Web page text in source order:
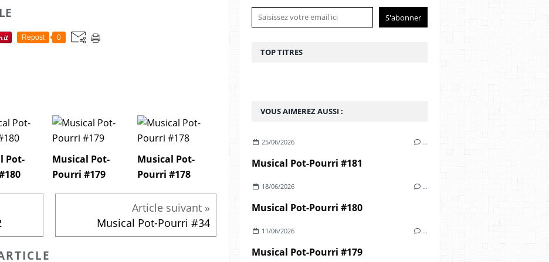
Repost 0
Pot-
Musical Pot-
Pourri #179
Musical Pot-
Pourri #178
Musical Pot-Pourri #34
VOUS AIMEREZ AUSSI :
25/06/2026 …
Musical Pot-Pourri #181
18/06/2026 …
Musical Pot-Pourri #180
11/06/2026 …
Musical Pot-Pourri #179
TOP TITRES